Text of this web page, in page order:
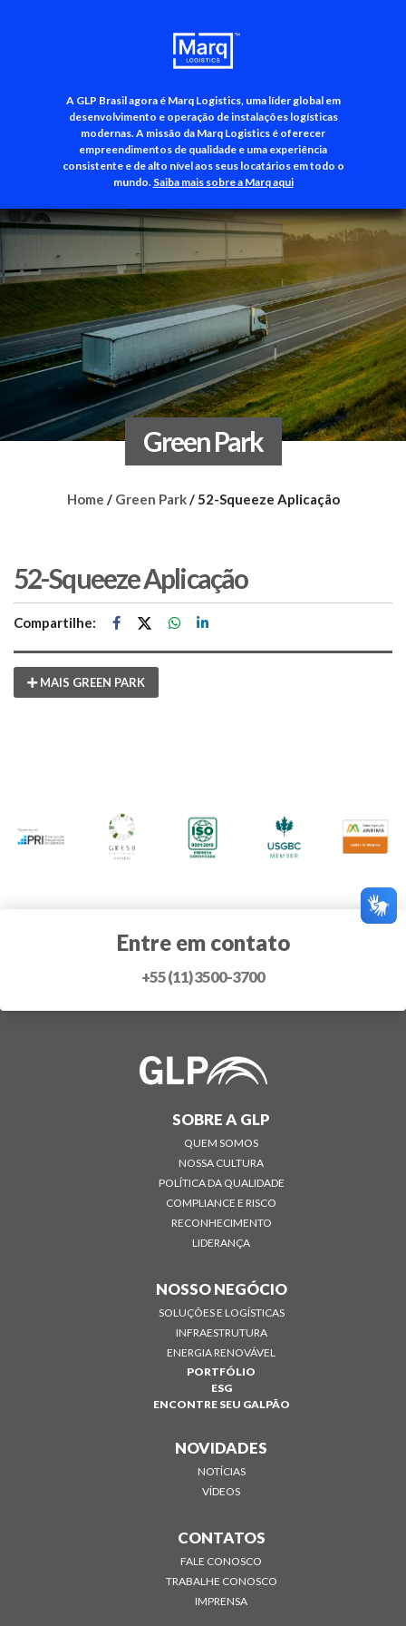
A GLP Brasil agora é Marq Logistics, uma líder global em
desenvolvimento e operação de instalações logísticas
modernas. A missão da Marq Logistics é oferecer
empreendimentos de qualidade e uma experiência
consistente e de alto nível aos seus locatários em todo o
mundo. Saiba mais sobre a Marq aqui
+55 (11) 3500-3700
Green Park
Home / Green Park/52-Squeeze Aplicação
52-Squeeze Aplicação
Compartilhe:
MAIS GREEN PARK
Entre em contato
+55 (11) 3500-3700
SOBRE A GLP
QUEM SOMOS
NOSSA CULTURA
POLÍTICA DA QUALIDADE
COMPLIANCE E RISCO
RECONHECIMENTO
LIDERANÇA
NOSSO NEGÓCIO
SOLUÇÕES E LOGÍSTICAS
INFRAESTRUTURA
ENERGIA RENOVÁVEL
PORTFÓLIO
ESG
ENCONTRE SEU GALPÃO
NOVIDADES
NOTÍCIAS
VÍDEOS
CONTATOS
FALE CONOSCO
TRABALHE CONOSCO
IMPRENSA